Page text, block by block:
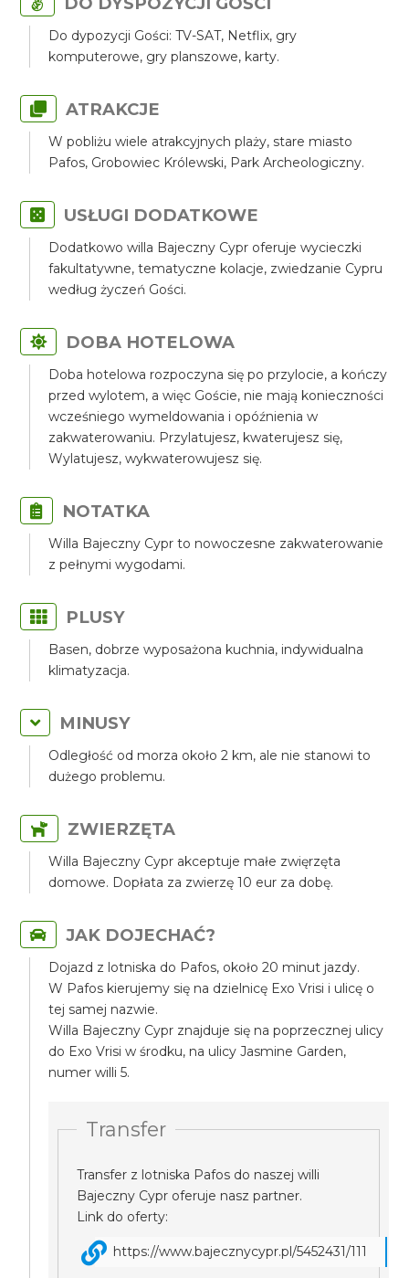
Do dypozycji Gości: TV-SAT, Netflix, gry
komputerowe, gry planszowe, karty.
ATRAKCJE
W pobliżu wiele atrakcyjnych plaży, stare miasto
Pafos, Grobowiec Królewski, Park Archeologiczny.
USŁUGI DODATKOWE
Dodatkowo willa Bajeczny Cypr oferuje wycieczki
fakultatywne, tematyczne kolacje, zwiedzanie Cypru
według życzeń Gości.
DOBA HOTELOWA
Doba hotelowa rozpoczyna się po przylocie, a kończy
przed wylotem, a więc Goście, nie mają konieczności
wcześniego wymeldowania i opóźnienia w
zakwaterowaniu. Przylatujesz, kwaterujesz się,
Wylatujesz, wykwaterowujesz się.
NOTATKA
Willa Bajeczny Cypr to nowoczesne zakwaterowanie
z pełnymi wygodami.
PLUSY
Basen, dobrze wyposażona kuchnia, indywidualna
klimatyzacja.
MINUSY
Odległość od morza około 2 km, ale nie stanowi to
dużego problemu.
ZWIERZĘTA
Willa Bajeczny Cypr akceptuje małe zwięrzęta
domowe. Dopłata za zwierzę 10 eur za dobę.
JAK DOJECHAĆ?
Dojazd z lotniska do Pafos, około 20 minut jazdy.
W Pafos kierujemy się na dzielnicę Exo Vrisi i ulicę o
tej samej nazwie.
Willa Bajeczny Cypr znajduje się na poprzecznej ulicy
do Exo Vrisi w środku, na ulicy Jasmine Garden,
numer willi 5.
Transfer
Transfer z lotniska Pafos do naszej willi
Bajeczny Cypr oferuje nasz partner.
Link do oferty:
https://www.bajecznycypr.pl/5452431/111